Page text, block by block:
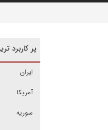
پر کاربرد
ایران
آمریکا
سوریه